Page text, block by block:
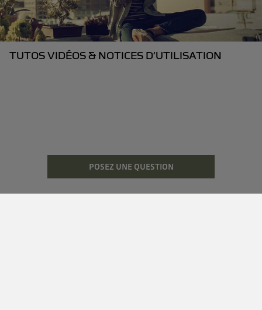
TUTOS VIDÉOS & NOTICES D’UTILISATION
POSEZ UNE QUESTION